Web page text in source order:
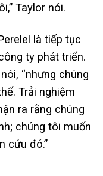
Taylor nói.
là tiếp tục
ty phát triển.
“nhưng chúng
Trải nghiệm
ra rằng chúng
chúng tôi muốn
cứu đó.”